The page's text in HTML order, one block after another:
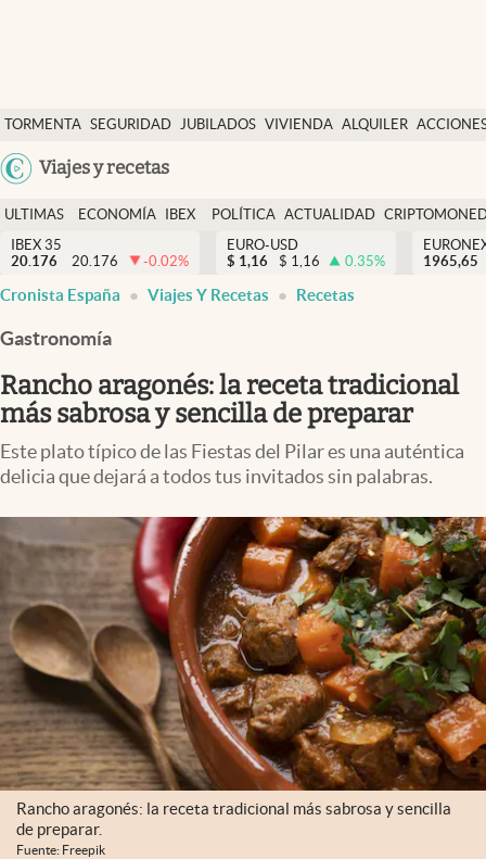
TORMENTA SEGURIDAD JUBILADOS VIVIENDA ALQUILER
USA
Viajes y recetas
Economía y finanzas
Política
Actualidad
Criptomonedas
España
ULTIMAS
NOTICIAS
ECONOMÍA
FINANZAS
IBEX
EURO
POLÍTICA ACTUALIDAD
IBEX 35
20.176
20.176 -0.02%
EURO-USD
$ 1,16 $ 1,16 0.35%
1965,65
Cronista España Viajes Y Recetas Recetas
Gastronomía
Rancho aragonés: la receta tradicional
más sabrosa y sencilla de preparar
Este plato típico de las Fiestas del Pilar es una auténtica
delicia que dejará a todos tus invitados sin palabras.
Rancho aragonés: la receta tradicional más sabrosa y sencilla
de preparar.
Fuente: Freepik